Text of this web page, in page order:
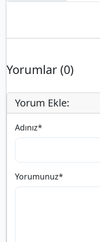
Yorumlar (0)
Yorum Ekle:
Adınız*
Yorumunuz*